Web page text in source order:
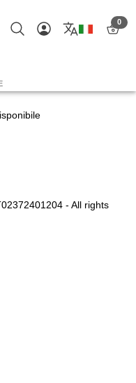
0
- All rights